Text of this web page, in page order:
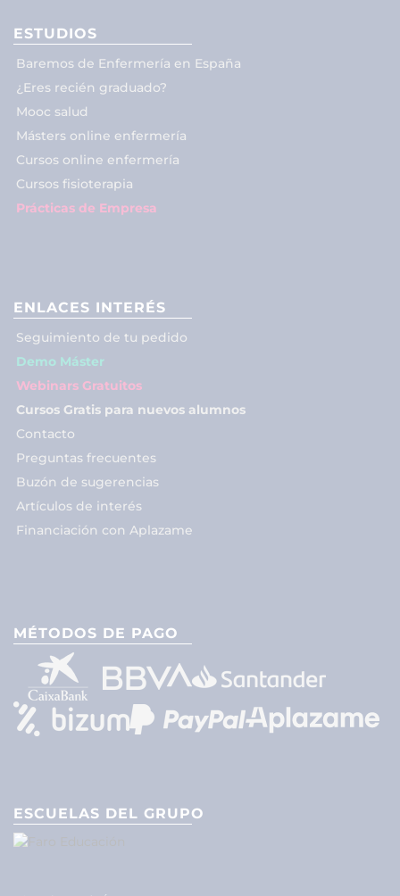
ESTUDIOS
Baremos de Enfermería en España
¿Eres recién graduado?
Mooc salud
Másters online enfermería
Cursos online enfermería
Cursos fisioterapia
Prácticas de Empresa
ENLACES INTERÉS
Seguimiento de tu pedido
Demo Máster
Webinars Gratuitos
Cursos Gratis para nuevos alumnos
Contacto
Preguntas frecuentes
Buzón de sugerencias
Artículos de interés
Financiación con Aplazame
MÉTODOS DE PAGO
ESCUELAS DEL GRUPO